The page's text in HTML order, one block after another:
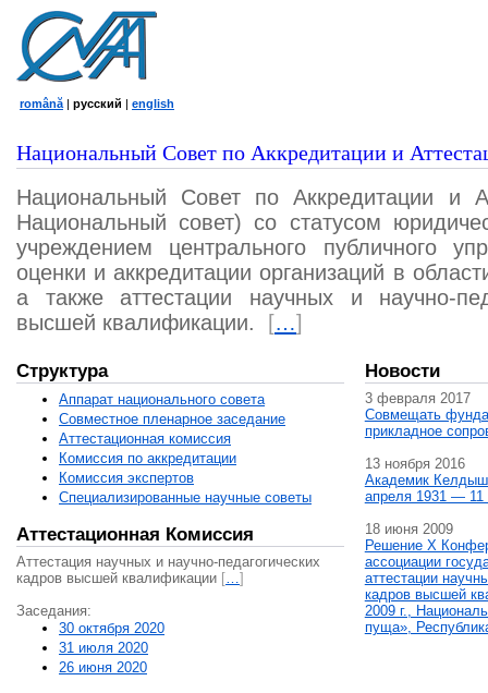
română | русский | english
Национальный Совет по Аккредитации и
Национальный Совет по Аккредитации и
Национальный совет) со статусом
учреждением центрального публичного
оценки и аккредитации организаций в
а также аттестации научных и научно-
высшей квалификации.
[…]
Структура
Аппарат национального совета
Совместное пленарное заседание
Аттестационная комисcия
Комиссия по аккредитации
Комиссия экспертов
Специализированные научные советы
Аттестационная Комиссия
Аттестация научных и научно-педагогических
кадров высшей квалификации […]
Заседания:
30 октября 2020
31 июля 2020
26 июня 2020
Новости
3 февраля 2017
Совмещать
прикладное
13 ноября 2016
Академик
апреля 1931 — 11
18 июня 2009
Решение X
ассоциации
аттестации
кадров высшей
2009 г.,
пуща»,